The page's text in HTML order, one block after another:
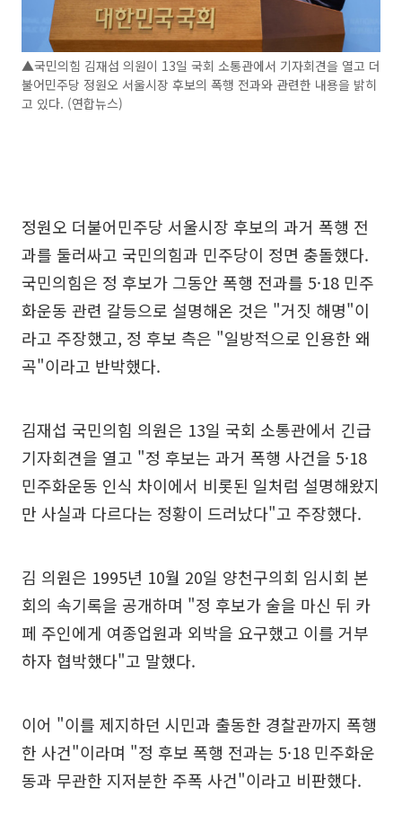
▲국민의힘 김재섭 의원이 13일 국회 소통관에서 기자회견을 열고 더
불어민주당 정원오 서울시장 후보의 폭행 전과와 관련한 내용을 밝히
고 있다. (연합뉴스)
정원오 더불어민주당 서울시장 후보의 과거 폭행 전
과를 둘러싸고 국민의힘과 민주당이 정면 충돌했다.
국민의힘은 정 후보가 그동안 폭행 전과를 5·18 민주
화운동 관련 갈등으로 설명해온 것은 "거짓 해명"이
라고 주장했고, 정 후보 측은 "일방적으로 인용한 왜
곡"이라고 반박했다.
김재섭 국민의힘 의원은 13일 국회 소통관에서 긴급
기자회견을 열고 "정 후보는 과거 폭행 사건을 5·18
민주화운동 인식 차이에서 비롯된 일처럼 설명해왔지
만 사실과 다르다는 정황이 드러났다"고 주장했다.
김 의원은 1995년 10월 20일 양천구의회 임시회 본
회의 속기록을 공개하며 "정 후보가 술을 마신 뒤 카
페 주인에게 여종업원과 외박을 요구했고 이를 거부
하자 협박했다"고 말했다.
이어 "이를 제지하던 시민과 출동한 경찰관까지 폭행
한 사건"이라며 "정 후보 폭행 전과는 5·18 민주화운
동과 무관한 지저분한 주폭 사건"이라고 비판했다.